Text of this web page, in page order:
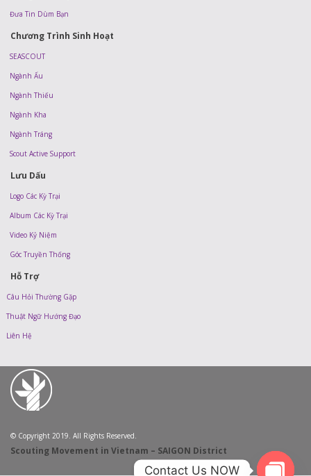
Đưa Tin Dùm Bạn
Chương Trình Sinh Hoạt
SEASCOUT
Ngành Ấu
Ngành Thiếu
Ngành Kha
Ngành Tráng
Scout Active Support
Lưu Dấu
Logo Các Kỳ Trại
Album Các Kỳ Trại
Video Kỷ Niệm
Góc Truyền Thống
Hỗ Trợ
Câu Hỏi Thường Gặp
Thuật Ngữ Hướng Đạo
Liên Hệ
© Copyright 2019. All Rights Reserved.
Scouting Movement in Vietnam – SAIGON District
Contact Us NOW